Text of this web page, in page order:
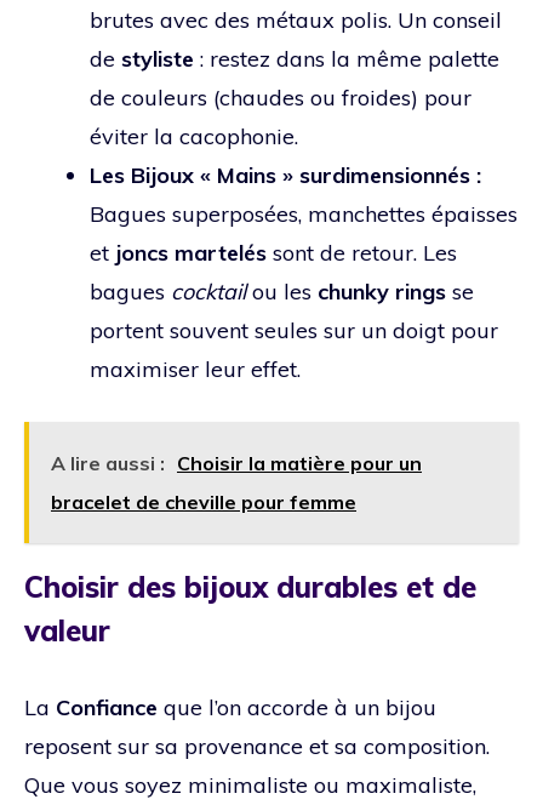
brutes avec des métaux polis. Un conseil
de styliste : restez dans la même palette
de couleurs (chaudes ou froides) pour
éviter la cacophonie.
Les Bijoux « Mains » surdimensionnés :
Bagues superposées, manchettes épaisses
et joncs martelés sont de retour. Les
bagues cocktailou les chunky rings se
portent souvent seules sur un doigt pour
maximiser leur effet.
A lire aussi : Choisir la matière pour un
bracelet de cheville pour femme
Choisir des bijoux durables et de
valeur
La Confiance que l’on accorde à un bijou
reposent sur sa provenance et sa composition.
Que vous soyez minimaliste ou maximaliste,